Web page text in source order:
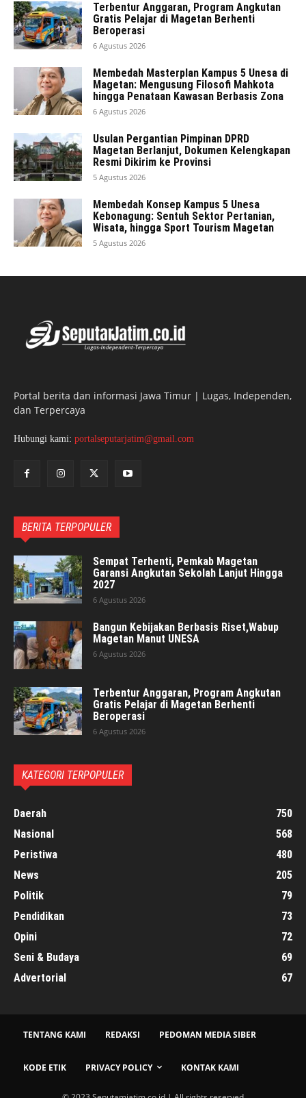
Terbentur Anggaran, Program Angkutan
Gratis Pelajar di Magetan Berhenti
Beroperasi
6 Agustus 2026
Membedah Masterplan Kampus 5 Unesa di
Magetan: Mengusung Filosofi Mahkota
hingga Penataan Kawasan Berbasis Zona
6 Agustus 2026
Usulan Pergantian Pimpinan DPRD
Magetan Berlanjut, Dokumen Kelengkapan
Resmi Dikirim ke Provinsi
5 Agustus 2026
Membedah Konsep Kampus 5 Unesa
Kebonagung: Sentuh Sektor Pertanian,
Wisata, hingga Sport Tourism Magetan
5 Agustus 2026
Portal berita dan informasi Jawa Timur | Lugas, Independen,
dan Terpercaya
Hubungi kami: portalseputarjatim@gmail.com
BERITA TERPOPULER
Sempat Terhenti, Pemkab Magetan
Garansi Angkutan Sekolah Lanjut Hingga
2027
6 Agustus 2026
Bangun Kebijakan Berbasis Riset,Wabup
Magetan Manut UNESA
6 Agustus 2026
Terbentur Anggaran, Program Angkutan
Gratis Pelajar di Magetan Berhenti
Beroperasi
6 Agustus 2026
KATEGORI TERPOPULER
Daerah
750
Nasional
568
Peristiwa
480
News
205
Politik
79
Pendidikan
73
Opini
72
Seni & Budaya
69
Advertorial
67
TENTANG KAMI REDAKSI PEDOMAN MEDIA SIBER
KODE ETIK PRIVACY POLICY KONTAK KAMI